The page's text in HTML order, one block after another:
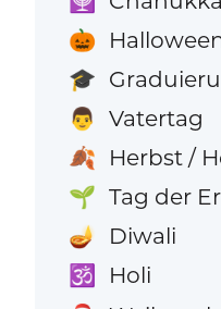
🎃
🎓
👨 Vatertag
🍂 Herbst /
🌱 Tag der
🪔 Diwali
🕉️ Holi